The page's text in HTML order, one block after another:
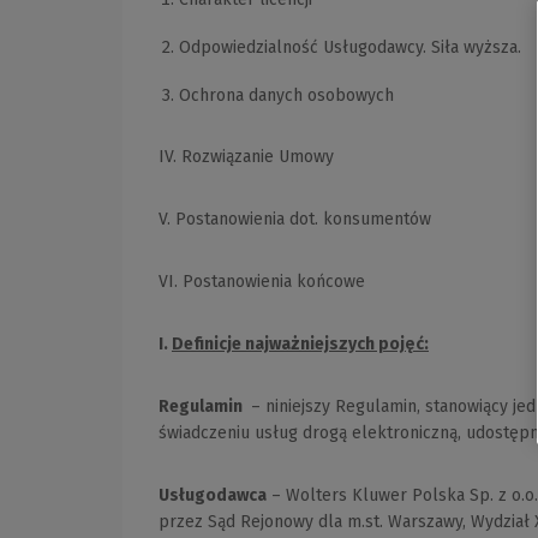
Odpowiedzialność Usługodawcy. Siła wyższa.
Ochrona danych osobowych
IV. Rozwiązanie Umowy
V. Postanowienia dot. konsumentów
VI. Postanowienia końcowe
I. Definicje najważniejszych pojęć:
Regulamin – niniejszy Regulamin, stanowiący
świadczeniu usług drogą elektroniczną,
Usługodawca – Wolters Kluwer Polska Sp. z
przez Sąd Rejonowy dla m.st. Warszawy,